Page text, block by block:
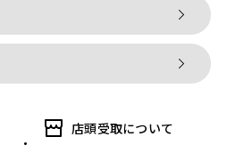
店頭受取について